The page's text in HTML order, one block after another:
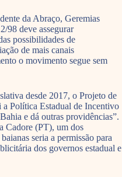
da Abraço, Geremias
98 deve assegurar
possibilidades de
de mais canais
o movimento segue sem
desde 2017, o Projeto de
Política Estadual de Incentivo
e dá outras providências”.
Cadore (PT), um dos
seria a permissão para
dos governos estadual e